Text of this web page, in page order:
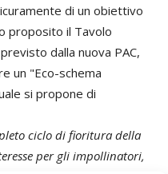
di un obiettivo
proposito il Tavolo
dalla nuova PAC,
un "Eco-schema
si propone di
ciclo di fioritura della
per gli impollinatori,